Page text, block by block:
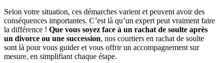
Selon votre situation, ces démarches varient et peuvent avoir des
conséquences importantes. C’est là qu’un expert peut vraiment faire
la différence ! Que vous soyez face à un rachat de soulte après
un divorce ou une succession, nos courtiers en rachat de soulte
sont là pour vous guider et vous offrir un accompagnement sur
mesure, en simplifiant chaque étape.